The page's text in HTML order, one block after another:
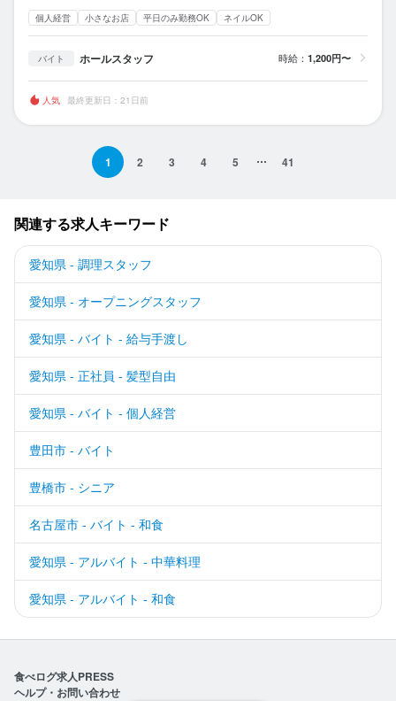
個人経営 小さなお店 平日のみ勤務OK ネイルOK
バイト ホールスタッフ 時給： 1,200円〜
人気 最終更新日：21日前
1 2 3 4 5 41
関連する求人キーワード
愛知県 - 調理スタッフ
愛知県 - オープニングスタッフ
愛知県 - バイト - 給与手渡し
愛知県 - 正社員 - 髪型自由
愛知県 - バイト - 個人経営
豊田市 - バイト
豊橋市 - シニア
名古屋市 - バイト - 和食
愛知県 - アルバイト - 中華料理
愛知県 - アルバイト - 和食
食べログ求人PRESS
ヘルプ・お問い合わせ